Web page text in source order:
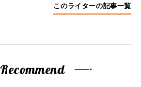
このライターの記事一覧
Recommend